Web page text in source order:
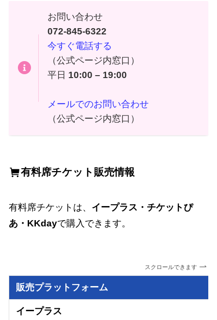
お問い合わせ
072-845-6322
今すぐ電話する
（公式ページ内窓口）
平日 10:00 – 19:00
メールでのお問い合わせ
（公式ページ内窓口）
有料席チケット販売情報
有料席チケットは、 イープラス・チケットぴ
あ・KKdayで購入できます。
スクロールできます
販売プラットフォーム
イープラス